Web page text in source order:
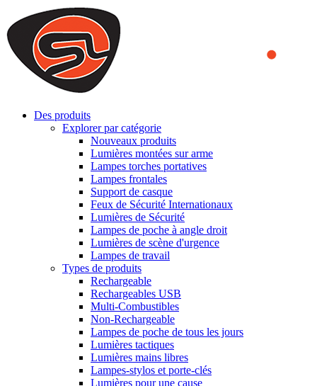
We use cookies to ensure that we provide you the best experience
on our website. By continuing to browse this website, you accept
that cookies are used to help us analyze how the website is used and
to offer you a better experience. To learn more or to find out how
you can disable cookies, you can access our
Des produits
Explorer par catégorie
Nouveaux produits
Lumières montées sur arme
Lampes torches portatives
Lampes frontales
Support de casque
Feux de Sécurité Internationaux
Lumières de Sécurité
Lampes de poche à angle droit
Lumières de scène d'urgence
Lampes de travail
Types de produits
Rechargeable
Rechargeables USB
Multi-Combustibles
Non-Rechargeable
Lampes de poche de tous les jours
Lumières tactiques
Lumières mains libres
Lampes-stylos et porte-clés
Lumières pour une cause